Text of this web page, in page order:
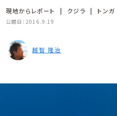
現地からレポート | クジラ | トンガ
公開日： 2016.9.19
越智 隆治